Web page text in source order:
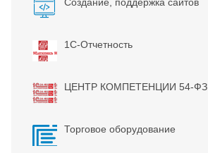
1С-Отчетность
ЦЕНТР КОМПЕТЕНЦИИ 54-ФЗ
Торговое оборудование